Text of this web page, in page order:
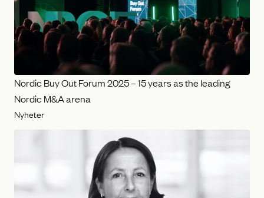
Nordic Buy Out Forum 2025 – 15 years as the leading
Nordic M&A arena
Nyheter